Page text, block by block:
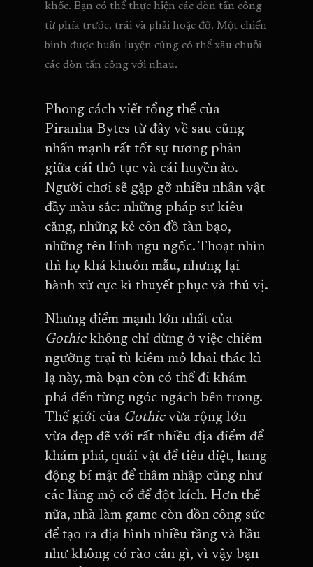
khốc. Bạn có thể thực hiện các đòn tấn công
từ phía trước, trái và phải hoặc đỡ. Một chiến
binh được huấn luyện cũng có thể xâu chuỗi
các đòn tấn công với nhau.
Phong cách viết tổng thể của
Piranha Bytes từ đây về sau cũng
nhấn mạnh rất tốt sự tương phản
giữa cái thô tục và cái huyền ảo.
Người chơi sẽ gặp gỡ nhiều nhân vật
đầy màu sắc: những pháp sư kiêu
căng, những kẻ côn đồ tàn bạo,
những tên lính ngu ngốc. Thoạt nhìn
thì họ khá khuôn mẫu, nhưng lại
hành xử cực kì thuyết phục và thú vị.
Nhưng điểm mạnh lớn nhất của
Gothic không chỉ dừng ở việc chiêm
ngưỡng trại tù kiêm mỏ khai thác kì
lạ này, mà bạn còn có thể đi khám
phá đến từng ngóc ngách bên trong.
Thế giới của Gothic vừa rộng lớn
vừa đẹp đẽ với rất nhiều địa điểm để
khám phá, quái vật để tiêu diệt, hang
động bí mật để thâm nhập cũng như
các lăng mộ cổ để đột kích. Hơn thế
nữa, nhà làm game còn dồn công sức
để tạo ra địa hình nhiều tầng và hầu
như không có rào cản gì, vì vậy bạn